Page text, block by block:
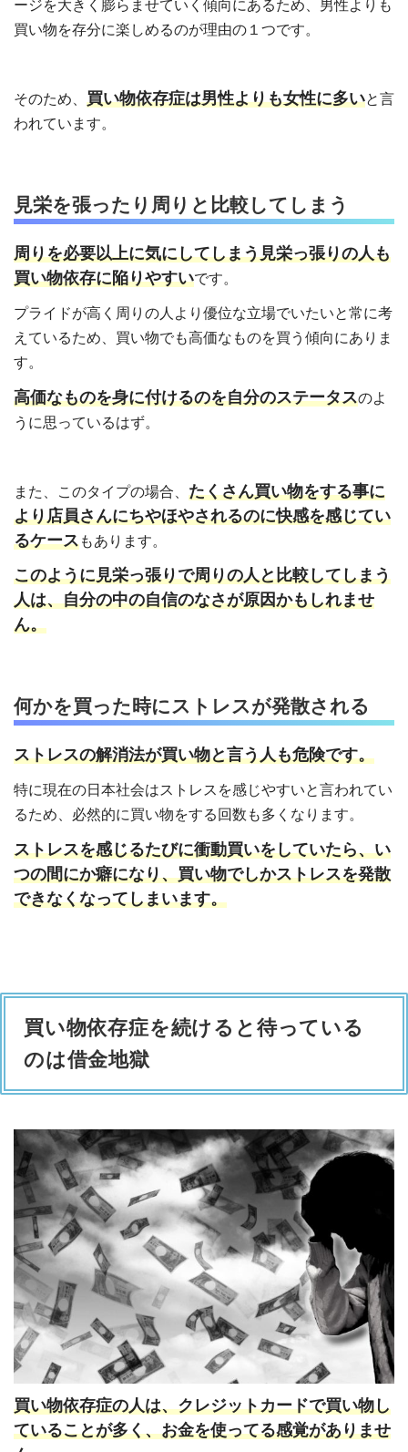
ージを大きく膨らませていく傾向にあるため、男性よりも
買い物を存分に楽しめるのが理由の１つです。
そのため、 買い物依存症は男性よりも女性に多いと言
われています。
見栄を張ったり周りと比較してしまう
周りを必要以上に気にしてしまう見栄っ張りの人も
買い物依存に陥りやすいです。
プライドが高く周りの人より優位な立場でいたいと常に考
えているため、買い物でも高価なものを買う傾向にありま
す。
高価なものを身に付けるのを自分のステータスのよ
うに思っているはず。
また、このタイプの場合、 たくさん買い物をする事に
より店員さんにちやほやされるのに快感を感じてい
るケースもあります。
このように見栄っ張りで周りの人と比較してしまう
人は、自分の中の自信のなさが原因かもしれませ
ん。
何かを買った時にストレスが発散される
ストレスの解消法が買い物と言う人も危険です。
特に現在の日本社会はストレスを感じやすいと言われてい
るため、必然的に買い物をする回数も多くなります。
ストレスを感じるたびに衝動買いをしていたら、い
つの間にか癖になり、買い物でしかストレスを発散
できなくなってしまいます。
買い物依存症を続けると待っている
のは借金地獄
買い物依存症の人は、クレジットカードで買い物し
ていることが多く、お金を使ってる感覚がありませ